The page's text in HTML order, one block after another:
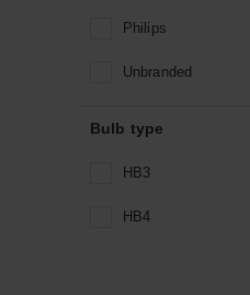
Philips
Unbranded
Bulb type
HB3
HB4